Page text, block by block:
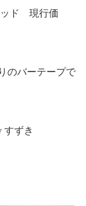
ド 現行価
のバーテープで
ずき